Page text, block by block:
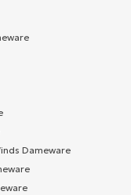
Dameware